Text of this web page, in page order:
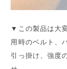
▼この製品は大
用時のベルト、
引っ掛け、強度